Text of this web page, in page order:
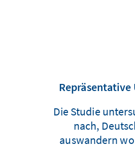
Die Studie
nach,
auswandern